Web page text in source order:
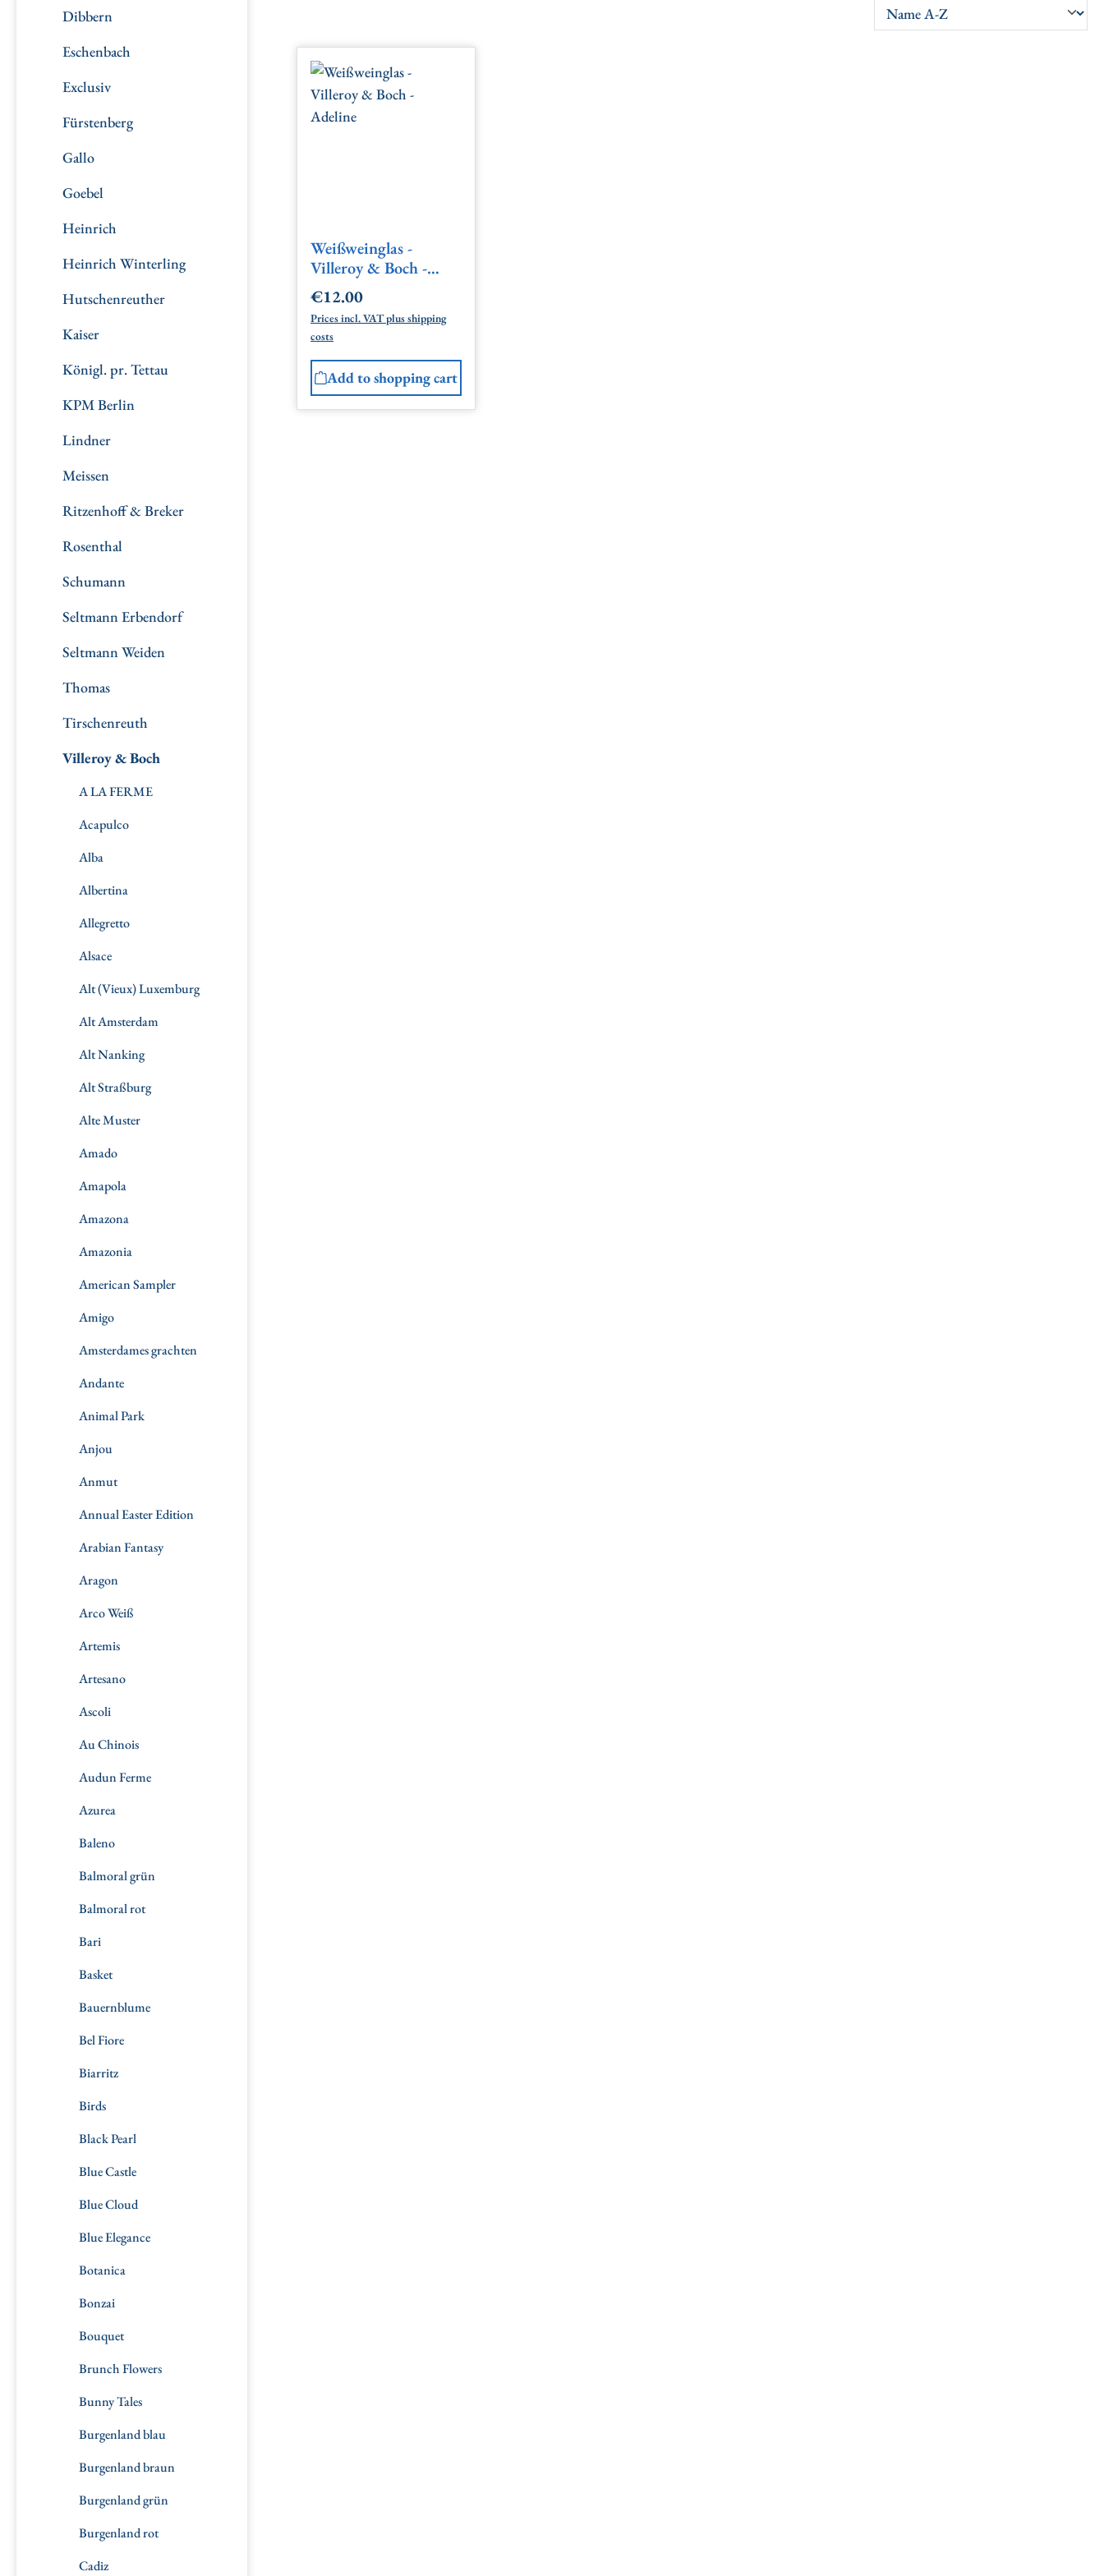
Dibbern
Eschenbach
Exclusiv
Fürstenberg
Gallo
Goebel
Heinrich
Heinrich Winterling
Hutschenreuther
Kaiser
Königl. pr. Tettau
KPM Berlin
Lindner
Meissen
Ritzenhoff & Breker
Rosenthal
Schumann
Seltmann Erbendorf
Seltmann Weiden
Thomas
Tirschenreuth
Villeroy & Boch
A LA FERME
Acapulco
Alba
Albertina
Allegretto
Alsace
Alt (Vieux) Luxemburg
Alt Amsterdam
Alt Nanking
Alt Straßburg
Alte Muster
Amado
Amapola
Amazona
Amazonia
American Sampler
Amigo
Amsterdames grachten
Andante
Animal Park
Anjou
Anmut
Annual Easter Edition
Arabian Fantasy
Aragon
Arco Weiß
Artemis
Artesano
Ascoli
Au Chinois
Audun Ferme
Azurea
Baleno
Balmoral grün
Balmoral rot
Bari
Basket
Bauernblume
Bel Fiore
Biarritz
Birds
Black Pearl
Blue Castle
Blue Cloud
Blue Elegance
Botanica
Bonzai
Bouquet
Brunch Flowers
Bunny Tales
Burgenland blau
Burgenland braun
Burgenland grün
Burgenland rot
Cadiz
Weißweinglas -
Villeroy & Boch -
Adeline
Regular price:
€12.00
Prices incl. VAT plus shipping
costs
Add to shopping cart